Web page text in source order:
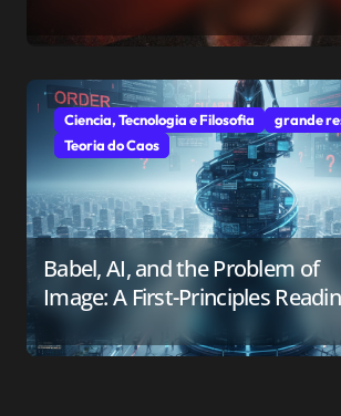
Ciencia, Tecnologia e Filosofia grande
Teoria do Caos
Babel, AI, and the Problem of
Image: A First-Principles